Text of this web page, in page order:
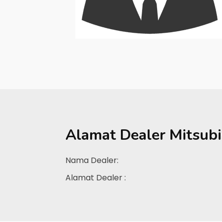
Alamat Dealer
Nama Dealer:
Alamat Dealer :